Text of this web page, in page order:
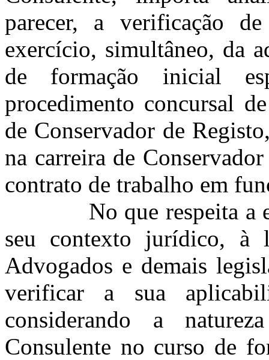
parecer, a verificação
exercício, simultâneo, da
de formação inicial
procedimento concursal
de Conservador de
na carreira de
contrato de trabalho em
No que respeita a
seu contexto jurídico, à
Advogados e demais
verificar a sua
considerando a
Consulente no curso de